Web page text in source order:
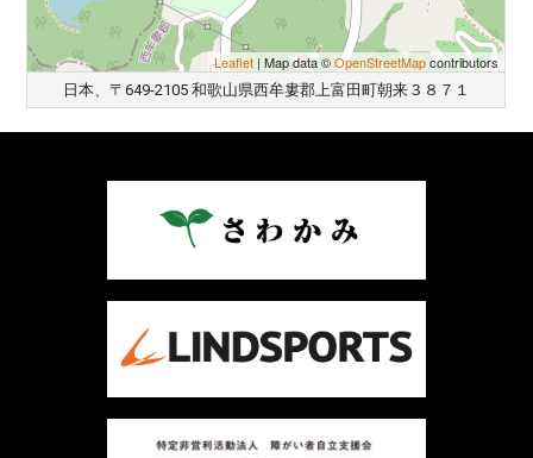
Leaflet | Map data ©OpenStreetMapcontributors
日本、〒649-2105 和歌山県西牟婁郡上富田町朝来３８７１